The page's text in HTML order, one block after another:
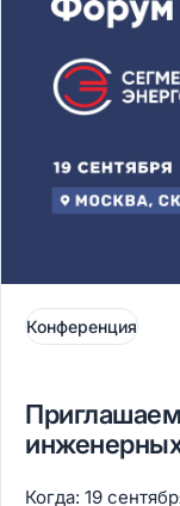
Конференция
Когда: 19